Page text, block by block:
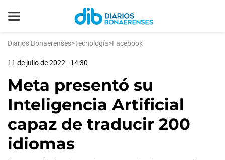
Diarios Bonaerenses>Tecnología>Facebook
11 de julio de 2022 - 14:30
Meta presentó su
Inteligencia Artificial
capaz de traducir 200
idiomas